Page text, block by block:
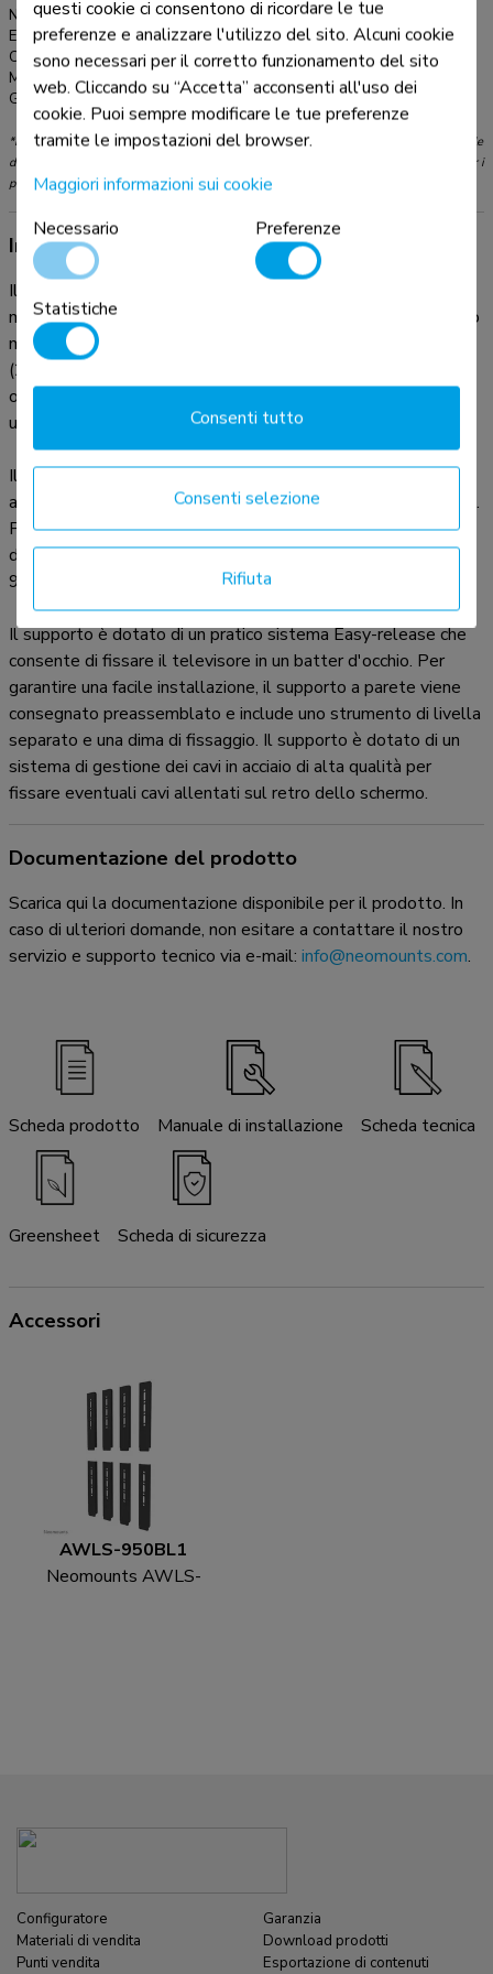
Numero articolo:
WL40S-950BL18
EAN:
8717371449575
Colore:
Nero
Materiale principale:
Acciaio
Garanzia:
5 anni
*Nota: le dimensioni in pollici segnalate sono solo indicative, combinate con il peso e le
dimensioni VESA. Il peso massimo e la dimensione VESA sono restrizioni assolute per i
prodotti e non devono essere superati.
Informazioni sul prodotto
Il Neomounts WL40S-950BL18 è un supporto a parete full
motion per schermi piatti fino a 110" con una capacità di peso
massima di 125 kg. La versatile tecnologia di inclinazione
(20°) e perno (90°) consente di creare l'angolo di visione
ottimale. È disponibile la regolazione del livello per
un'installazione perfetta.
Il WL40S-950BL18 ha una profondità di 8,2-70 cm ed è
adatto a schermi con fori VESA da 300x200 a 800x600 mm.
Per schemi VESA extra-large (da 800x600 a 1200x900), è
disponibile il set di adattatori VESA opzionale AWLS-
950BL1.
Il supporto è dotato di un pratico sistema Easy-release che
consente di fissare il televisore in un batter d'occhio. Per
garantire una facile installazione, il supporto a parete viene
consegnato preassemblato e include uno strumento di livella
separato e una dima di fissaggio. Il supporto è dotato di un
sistema di gestione dei cavi in acciaio di alta qualità per
fissare eventuali cavi allentati sul retro dello schermo.
Documentazione del prodotto
Scarica qui la documentazione disponibile per il prodotto. In
caso di ulteriori domande, non esitare a contattare il nostro
servizio e supporto tecnico via e-mail: info@neomounts.com.
Scheda prodotto Manuale di installazione Scheda tecnica
Greensheet Scheda di sicurezza
Accessori
AWLS-950BL1
Neomounts AWLS-
Configuratore
Materiali di vendita
Punti vendita
Garanzia
Download prodotti
Esportazione di contenuti
questi cookie ci consentono di ricordare le tue
preferenze e analizzare l'utilizzo del sito. Alcuni cookie
sono necessari per il corretto funzionamento del sito
web. Cliccando su “Accetta” acconsenti all'uso dei
cookie. Puoi sempre modificare le tue preferenze
tramite le impostazioni del browser.
Maggiori informazioni sui cookie
Necessario
Preferenze
Statistiche
Rifiuta
Consenti selezione
Consenti tutto